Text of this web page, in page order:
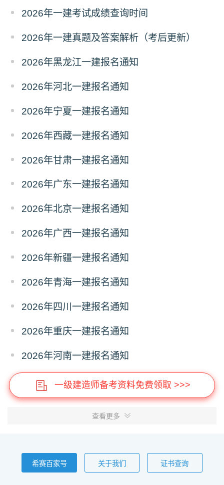
2026年一建考试成绩查询时间
2026年一建真题及答案解析（考后更新）
2026年黑龙江一建报名通知
2026年河北一建报名通知
2026年宁夏一建报名通知
2026年西藏一建报名通知
2026年甘肃一建报名通知
2026年广东一建报名通知
2026年北京一建报名通知
2026年广西一建报名通知
2026年新疆一建报名通知
2026年青海一建报名通知
2026年四川一建报名通知
2026年重庆一建报名通知
2026年河南一建报名通知
一级建造师备考资料免费领取 >>>
查看更多
希赛百家号 关于我们 证书查询